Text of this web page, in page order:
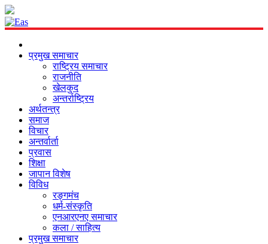
प्रमुख समाचार
राष्ट्रिय समाचार
राजनीति
खेलकुद
अन्तर्राष्ट्रिय
अर्थतन्त्र
समाज
विचार
अन्तर्वार्ता
प्रवास
शिक्षा
जापान विशेष
विविध
रङ्गमंच
धर्म-संस्कृति
एनआरएनए समाचार
कला / साहित्य
प्रमुख समाचार